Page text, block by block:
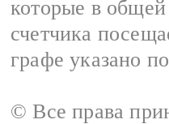
которые в
счетчика
графе указано
© Все права